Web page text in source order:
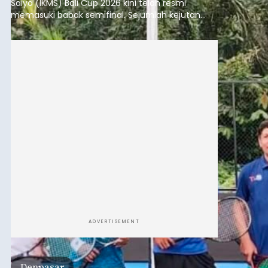
Saiyo (IKMS) Bali Cup 2026 kini telah resmi
memasuki babak semifinal. Sejumlah kejutan
mewarnai babak delapan besar yang digelar di
Lapangan Tenis Telkom Denpasar pada Minggu,
ADVERTISEMENT